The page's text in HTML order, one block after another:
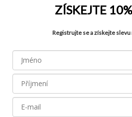
Blog
Jak
ZÍSKEJTE
Registrujte se a získejte slevu